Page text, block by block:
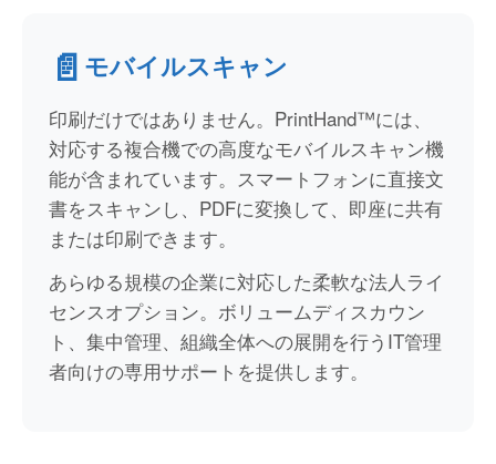
📄 モバイルスキャン
印刷だけではありません。PrintHand™には、
対応する複合機での高度なモバイルスキャン機
能が含まれています。スマートフォンに直接文
書をスキャンし、PDFに変換して、即座に共有
または印刷できます。
あらゆる規模の企業に対応した柔軟な法人ライ
センスオプション。ボリュームディスカウン
ト、集中管理、組織全体への展開を行うIT管理
者向けの専用サポートを提供します。